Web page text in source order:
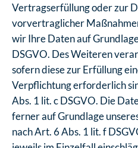
Vertragserfüllung oder zur
vorvertraglicher
wir Ihre Daten auf
DSGVO. Des Weiteren
sofern diese zur Erfüllung
Verpflichtung erforderlich
Abs. 1 lit. c DSGVO. Die
ferner auf Grundlage
nach Art. 6 Abs. 1 lit. f